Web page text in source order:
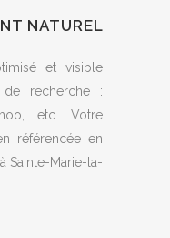
NATUREL
et visible
recherche :
etc. Votre
référencée en
Sainte-Marie-la-